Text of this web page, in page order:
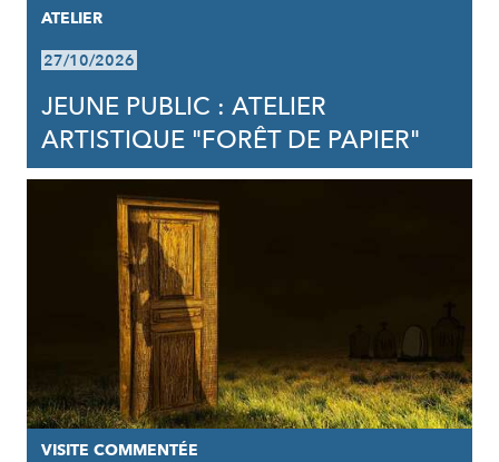
ATELIER
27/10/2026
JEUNE PUBLIC : ATELIER
ARTISTIQUE "FORÊT DE PAPIER"
VISITE COMMENTÉE